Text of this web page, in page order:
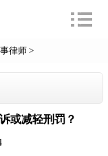
律师>
或减轻刑罚？